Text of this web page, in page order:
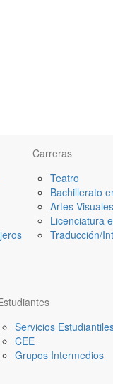
Carreras
Teatro
Bachillerato
Artes Visuales
Licenciatura
Traducción/
Servicios
CEE
Grupos Intermedios